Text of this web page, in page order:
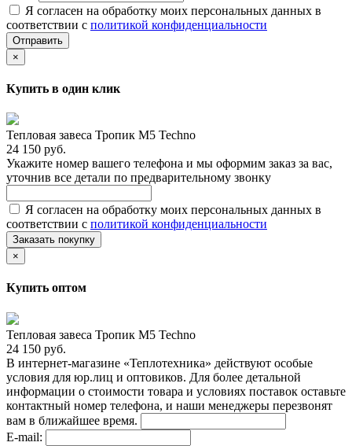
Я согласен на обработку моих персональных данных в
соответствии с политикой конфиденциальности
Отправить
×
Купить в один клик
Тепловая завеса Тропик М5 Techno
24 150 руб.
Укажите номер вашего телефона и мы оформим заказ за вас,
уточнив все детали по предварительному звонку
Я согласен на обработку моих персональных данных в
соответствии с политикой конфиденциальности
Заказать покупку
×
Купить оптом
Тепловая завеса Тропик М5 Techno
24 150 руб.
В интернет-магазине «Теплотехника» действуют особые
условия для юр.лиц и оптовиков. Для более детальной
информации о стоимости товара и условиях поставок оставьте
контактный номер телефона, и наши менеджеры перезвонят
вам в ближайшее время.
E-mail: